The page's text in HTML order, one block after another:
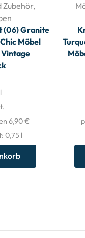
Zubehör,
(06) Granite
Möbel
l
6,90 €
0,75 l